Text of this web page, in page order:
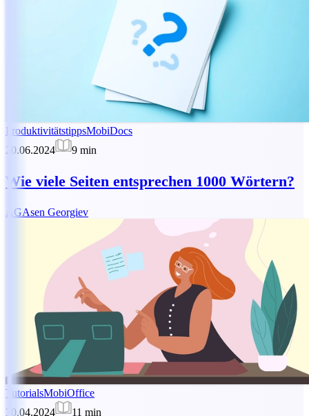
ProduktivitätstippsMobiDocs
20.06.2024
9 min
Wie viele Seiten entsprechen 1000 Wörtern?
AGAsen Georgiev
TutorialsMobiOffice
30.04.2024
11 min